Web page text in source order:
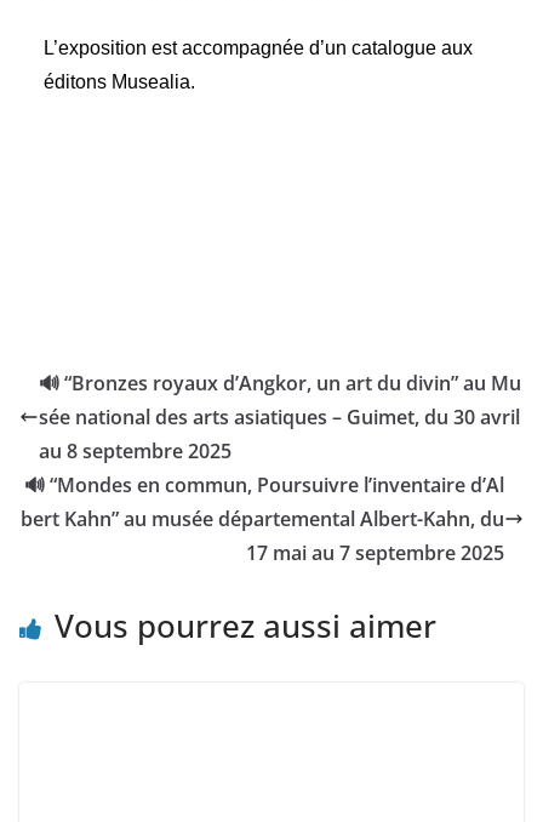
L’exposition est accompagnée d’un catalogue aux
éditons Musealia.
🔊 “Bronzes royaux d’Angkor, un art du divin” au Mu
sée national des arts asiatiques – Guimet, du 30 avril
au 8 septembre 2025
🔊 “Mondes en commun, Poursuivre l’inventaire d’Al
bert Kahn” au musée départemental Albert-Kahn, du
17 mai au 7 septembre 2025
Vous pourrez aussi aimer